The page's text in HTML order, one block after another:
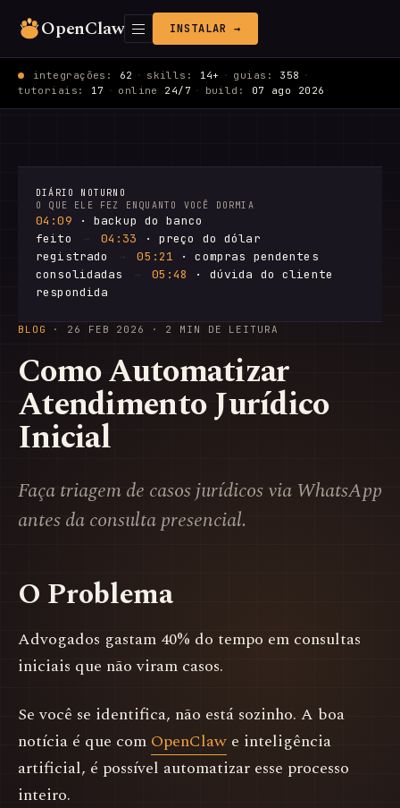
OpenClaw INSTALAR →
integrações: 62 · skills: 14+ · guias: 358 ·
tutoriais: 17 · online 24/7 · build: 07 ago 2026
DIÁRIO NOTURNO
O QUE ELE FEZ ENQUANTO VOCÊ DORMIA
04:09 · backup do banco
feito
04:33 · preço do dólar
registrado
05:21 · compras pendentes
consolidadas
05:48
· dúvida do cliente
respondida
BLOG · 26 FEB 2026 · 2 MIN DE LEITURA
Como Automatizar
Atendimento Jurídico
Inicial
Faça triagem de casos jurídicos via WhatsApp
antes da consulta presencial.
O Problema
Advogados gastam 40% do tempo em consultas
iniciais que não viram casos.
Se você se identifica, não está sozinho. A boa
notícia é que com OpenClaw e inteligência
artificial, é possível automatizar esse processo
inteiro.